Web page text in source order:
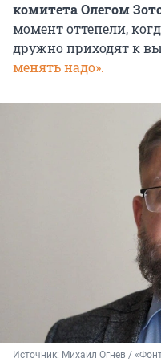
комитета Олегом
момент оттепели,
дружно приходят к
менять надо».
Источник: Михаил Огнев /